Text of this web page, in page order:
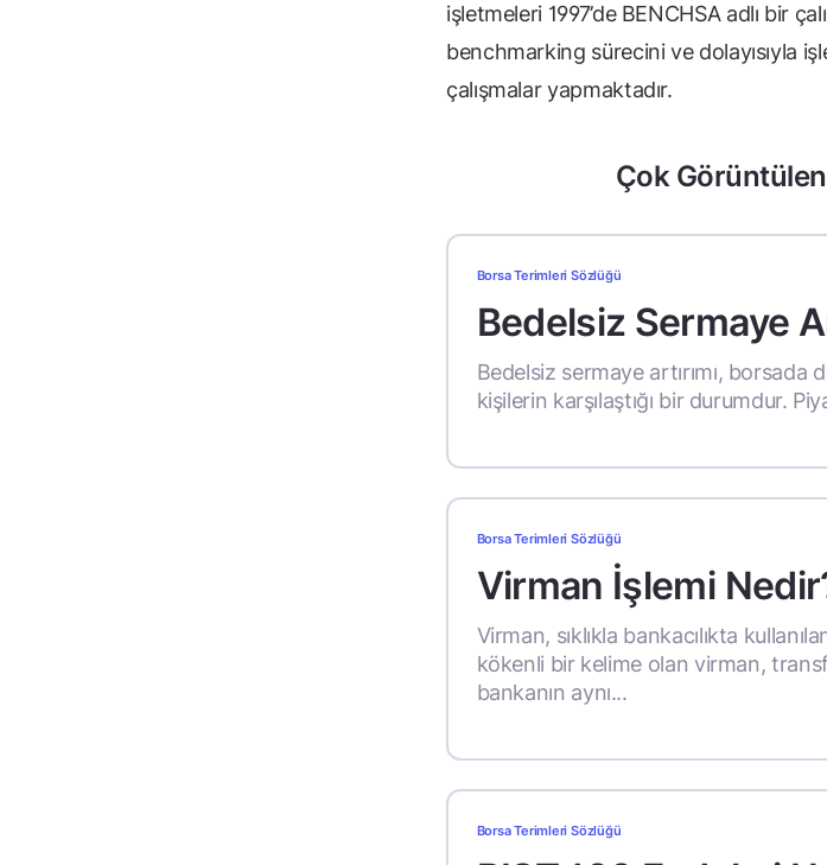
işletmeleri 1997’de BENCHSA adlı bir
benchmarking sürecini ve dolayısıyla
çalışmalar yapmaktadır.
Çok
Borsa Terimleri Sözlüğü
Bedelsiz Sermaye
Bedelsiz sermaye artırımı, borsada
kişilerin karşılaştığı bir durumdur.
Borsa Terimleri Sözlüğü
Virman İşlemi
Virman, sıklıkla bankacılıkta
kökenli bir kelime olan virman,
bankanın aynı...
Borsa Terimleri Sözlüğü